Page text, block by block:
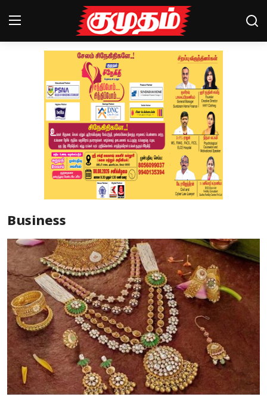
Magazines
Special Story
Business
Crime
Tamilnadu
National
World
Business